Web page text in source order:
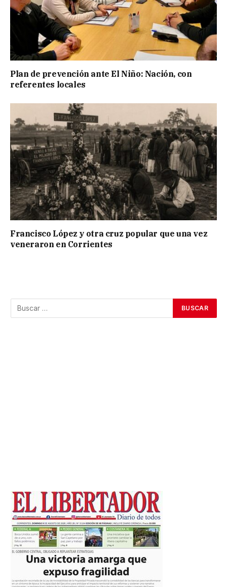
Plan de prevención ante El Niño: Nación, con
referentes locales
Francisco López y otra cruz popular que una vez
veneraron en Corrientes